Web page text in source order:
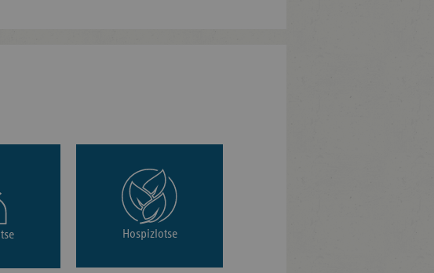
Hospizlotse